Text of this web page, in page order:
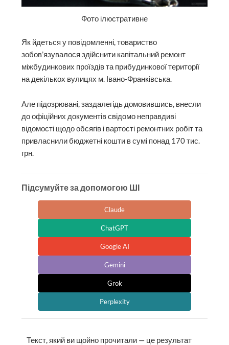
Фото ілюстративне
Як йдеться у повідомленні, товариство
зобов’язувалося здійснити капітальний ремонт
міжбудинкових проїздів та прибудинкової території
на декількох вулицях м. Івано-Франківська.
Але підозрювані, заздалегідь домовившись, внесли
до офіційних документів свідомо неправдиві
відомості щодо обсягів і вартості ремонтних робіт та
привласнили бюджетні кошти в сумі понад 170 тис.
грн.
Підсумуйте за допомогою ШІ
Claude
ChatGPT
Google AI
Gemini
Grok
Perplexity
Текст, який ви щойно прочитали — це результат